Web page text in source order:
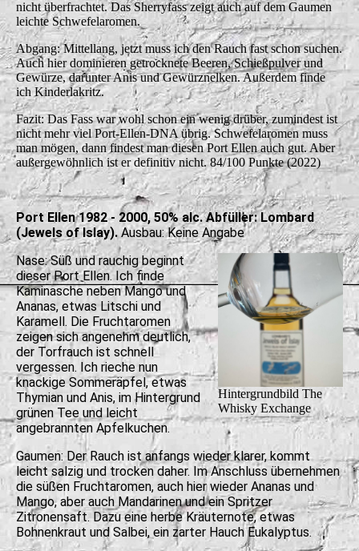
nicht überfrachtet. Das Sherryfass zeigt auch auf dem Gaumen
leichte Schwefelaromen.
Abgang: Mittellang, jetzt muss ich den Rauch fast schon suchen.
Auch hier dominieren getrocknete Beeren, Schießpulver und
Gewürze, darunter Anis und Gewürznelken. Außerdem finde
ich Kinderlakritz.
Fazit: Das Fass war wohl schon ein wenig drüber, zumindest ist
nicht mehr viel Port-Ellen-DNA übrig. Schwefelaromen muss
man mögen, dann findest man diesen Port Ellen auch gut. Aber
außergewöhnlich ist er definitiv nicht. 84/100 Punkte (2022)
Port Ellen 1982 - 2000, 50% alc. Abfüller: Lombard
(Jewels of Islay). Ausbau: Keine Angabe
Hintergrundbild The
Whisky Exchange
Nase: Süß und rauchig beginnt
dieser Port Ellen. Ich finde
Kaminasche neben Mango und
Ananas, etwas Litschi und
Karamell. Die Fruchtaromen
zeigen sich angenehm deutlich,
der Torfrauch ist schnell
vergessen. Ich rieche nun
knackige Sommeräpfel, etwas
Thymian und Anis, im Hintergrund
grünen Tee und leicht
angebrannten Apfelkuchen.
Gaumen: Der Rauch ist anfangs wieder klarer, kommt
leicht salzig und trocken daher. Im Anschluss übernehmen
die süßen Fruchtaromen, auch hier wieder Ananas und
Mango, aber auch Mandarinen und ein Spritzer
Zitronensaft. Dazu eine herbe Kräuternote, etwas
Bohnenkraut und Salbei, ein zarter Hauch Eukalyptus.